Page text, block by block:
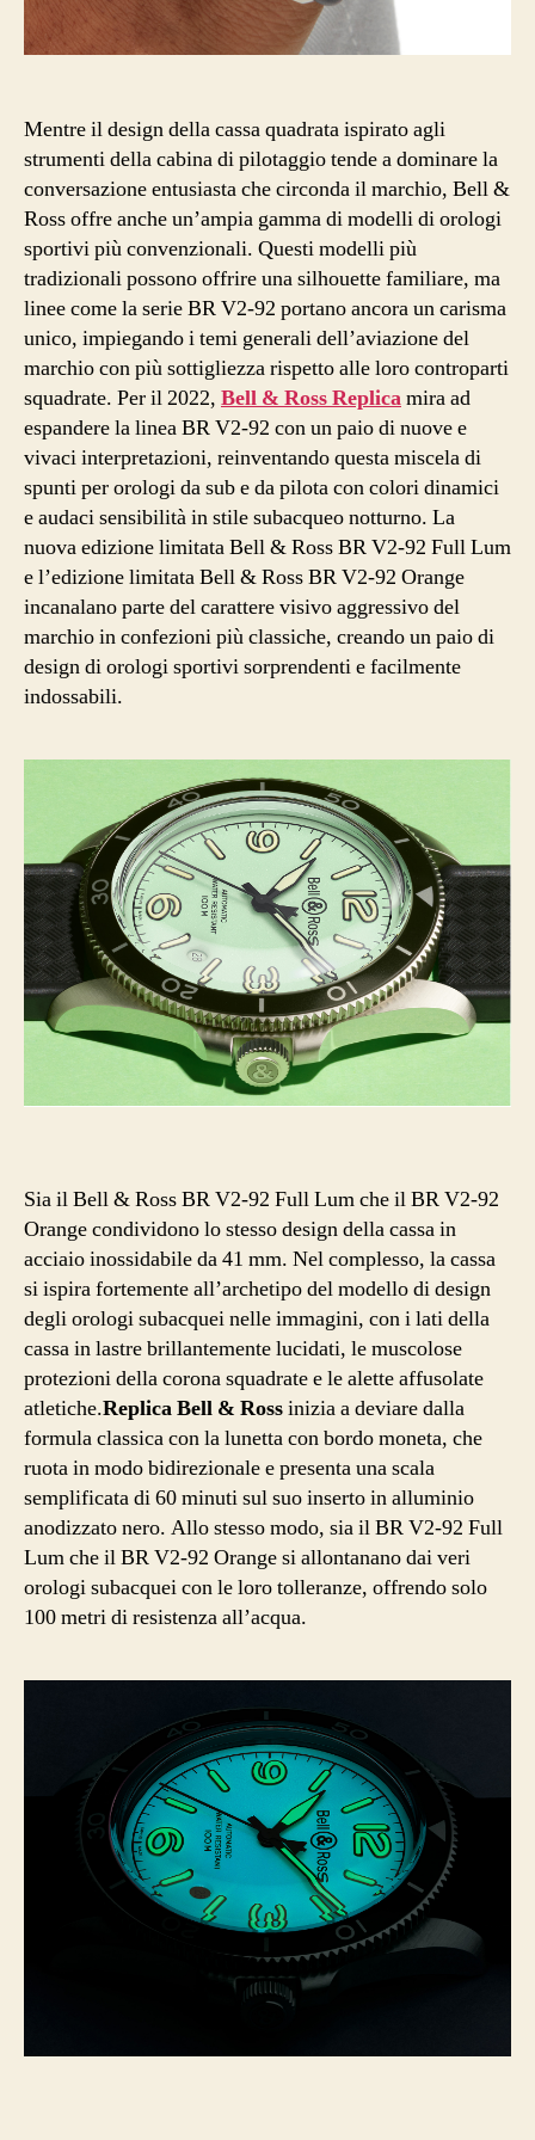
Orange
Mentre il design della cassa quadrata ispirato agli
strumenti della cabina di pilotaggio tende a dominare la
conversazione entusiasta che circonda il marchio, Bell &
Ross offre anche un’ampia gamma di modelli di orologi
sportivi più convenzionali. Questi modelli più
tradizionali possono offrire una silhouette familiare, ma
linee come la serie BR V2-92 portano ancora un carisma
unico, impiegando i temi generali dell’aviazione del
marchio con più sottigliezza rispetto alle loro controparti
squadrate. Per il 2022, Bell & Ross Replicamira ad
espandere la linea BR V2-92 con un paio di nuove e
vivaci interpretazioni, reinventando questa miscela di
spunti per orologi da sub e da pilota con colori dinamici
e audaci sensibilità in stile subacqueo notturno. La
nuova edizione limitata Bell & Ross BR V2-92 Full Lum
e l’edizione limitata Bell & Ross BR V2-92 Orange
incanalano parte del carattere visivo aggressivo del
marchio in confezioni più classiche, creando un paio di
design di orologi sportivi sorprendenti e facilmente
indossabili.
Sia il Bell & Ross BR V2-92 Full Lum che il BR V2-92
Orange condividono lo stesso design della cassa in
acciaio inossidabile da 41 mm. Nel complesso, la cassa
si ispira fortemente all’archetipo del modello di design
degli orologi subacquei nelle immagini, con i lati della
cassa in lastre brillantemente lucidati, le muscolose
protezioni della corona squadrate e le alette affusolate
atletiche.Replica Bell & Rossinizia a deviare dalla
formula classica con la lunetta con bordo moneta, che
ruota in modo bidirezionale e presenta una scala
semplificata di 60 minuti sul suo inserto in alluminio
anodizzato nero. Allo stesso modo, sia il BR V2-92 Full
Lum che il BR V2-92 Orange si allontanano dai veri
orologi subacquei con le loro tolleranze, offrendo solo
100 metri di resistenza all’acqua.